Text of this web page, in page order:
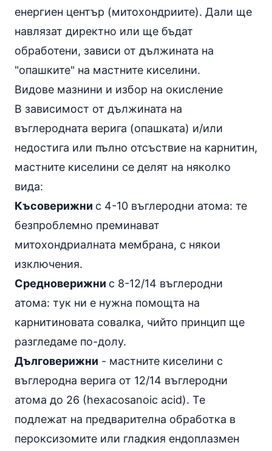
енергиен център (митохондриите). Дали ще
навлязат директно или ще бъдат
обработени, зависи от дължината на
"опашките" на мастните киселини.
Видове мазнини и избор на окисление
В зависимост от дължината на
въглеродната верига (опашката) и/или
недостига или пълно отсъствие на карнитин,
мастните киселини се делят на няколко
вида:
Късоверижни с 4-10 въглеродни атома: те
безпроблемно преминават
митохондриалната мембрана, с някои
изключения.
Средноверижни с 8-12/14 въглеродни
атома: тук ни е нужна помощта на
карнитиновата совалка, чийто принцип ще
разгледаме по-долу.
Дълговерижни - мастните киселини с
въглеродна верига от 12/14 въглеродни
атома до 26 (hexacosanoic acid). Те
подлежат на предварителна обработка в
пероксизомите или гладкия ендоплазмен